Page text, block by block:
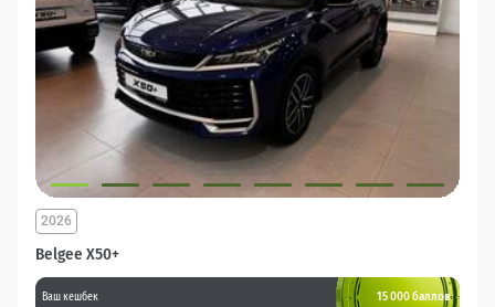
Belgee X50+
2026
Ваш кешбек 15 000 баллов